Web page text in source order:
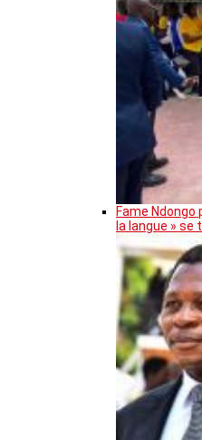
Fame Ndongo
la langue »